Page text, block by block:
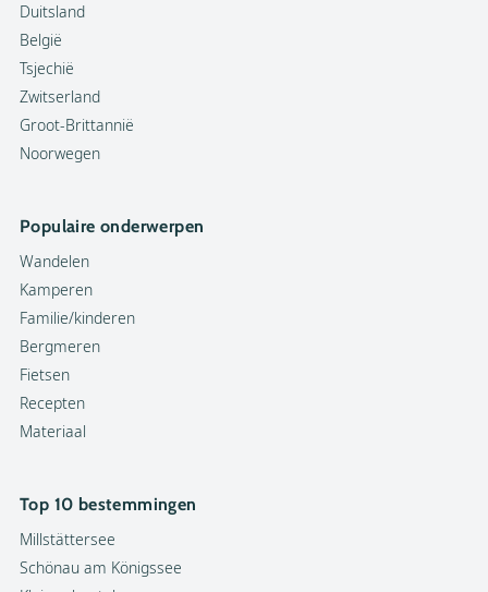
Duitsland
België
Tsjechië
Zwitserland
Groot-Brittannië
Noorwegen
Populaire onderwerpen
Wandelen
Kamperen
Familie/kinderen
Bergmeren
Fietsen
Recepten
Materiaal
Top 10 bestemmingen
Millstättersee
Schönau am Königssee